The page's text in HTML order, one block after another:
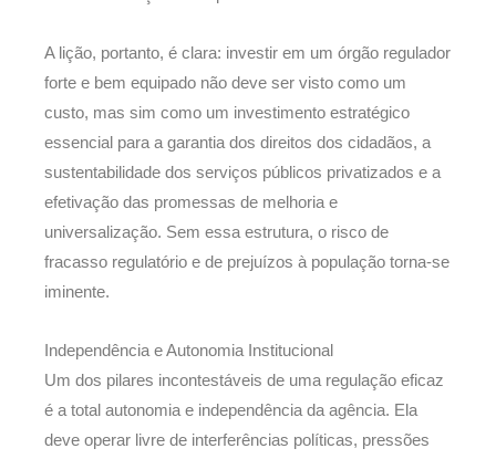
A lição, portanto, é clara: investir em um órgão regulador
forte e bem equipado não deve ser visto como um
custo, mas sim como um investimento estratégico
essencial para a garantia dos direitos dos cidadãos, a
sustentabilidade dos serviços públicos privatizados e a
efetivação das promessas de melhoria e
universalização. Sem essa estrutura, o risco de
fracasso regulatório e de prejuízos à população torna-se
iminente.
Independência e Autonomia Institucional
Um dos pilares incontestáveis de uma regulação eficaz
é a total autonomia e independência da agência. Ela
deve operar livre de interferências políticas, pressões